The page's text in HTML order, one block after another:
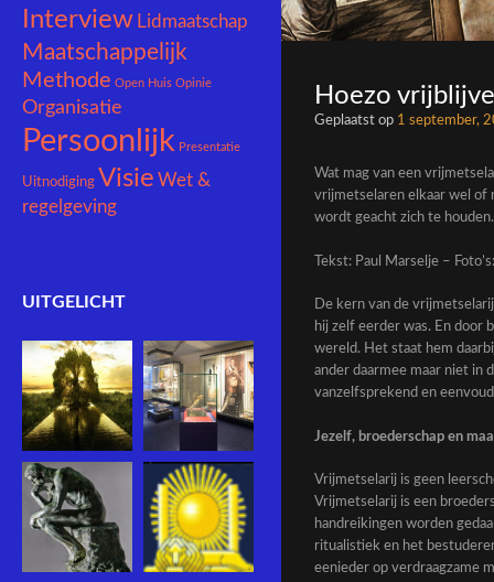
Interview Lidmaatschap
Maatschappelijk
Methode Open Huis Opinie
Organisatie
Persoonlijk Presentatie
Uitnodiging Visie Wet &
regelgeving
UITGELICHT
Hoezo
Geplaatst op 1 september,
Wat mag van een
vrijmetselaren elkaar wel of
wordt geacht zich te
Tekst: Paul Marselje –
De kern van de
hij zelf eerder was. En door
wereld. Het staat hem
ander daarmee maar niet in
vanzelfsprekend en
Jezelf, broederschap en
Vrijmetselarij is geen
Vrijmetselarij is een
handreikingen worden
ritualistiek en het
eenieder op verdraagzame